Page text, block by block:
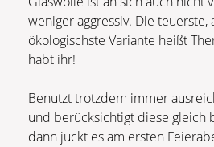
weniger aggressiv. Die teuerste,
ökologischste Variante heißt
habt ihr!
Benutzt trotzdem immer
und berücksichtigt diese gleich
dann juckt es am ersten